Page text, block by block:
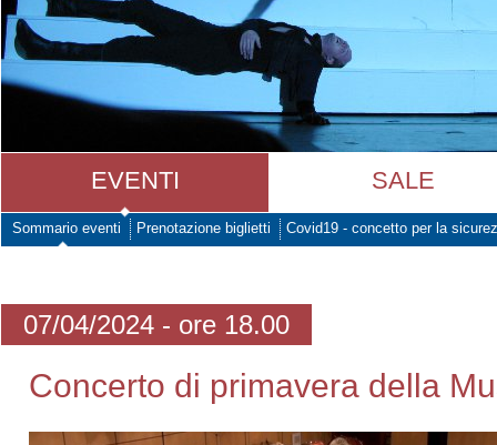
EVENTI SALE
Sommario eventi Prenotazione biglietti Covid19 - concetto per la
07/04/2024 - ore 18.00
Concerto di primavera della